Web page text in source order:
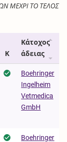
ΜΕΧΡΙ ΤΟ ΤΕΛΟΣ
Κ
Κάτοχος
άδειας
Boehringer
Ingelheim
Vetmedica
GmbH
Boehringer